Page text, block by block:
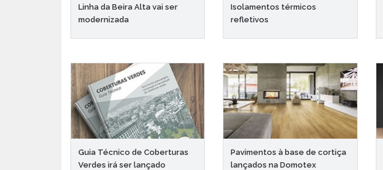
Linha da Beira Alta vai ser
modernizada
Isolamentos térmicos
refletivos
Guia Técnico de Coberturas
Verdes irá ser lançado
Pavimentos à base de cortiça
lançados na Domotex